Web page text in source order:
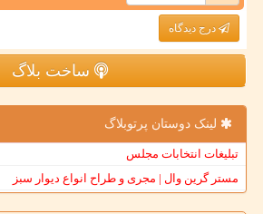
درج دیدگاه
ساخت بلاگ
لینک دوستان پرتوبلاگ
تبلیغات انتخابات مجلس
مستر گرین وال | مجری و طراح انواع دیوار سبز